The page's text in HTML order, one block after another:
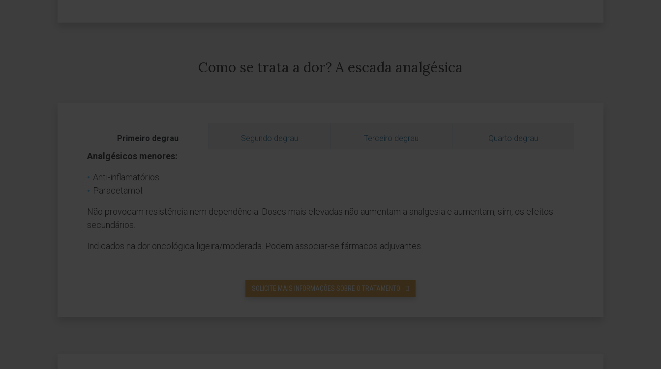
Como se trata a dor? A escada analgésica
Primeiro degrau Segundo degrau Terceiro degrau Quarto degrau
Analgésicos menores:
Anti-inflamatórios.
Paracetamol.
Não provocam resistência nem dependência. Doses mais elevadas não aumentam a analgesia e aumentam, sim, os efeitos
secundários.
Indicados na dor oncológica ligeira/moderada. Podem associar-se fármacos adjuvantes.
SOLICITE MAIS INFORMAÇÕES SOBRE O TRATAMENTO